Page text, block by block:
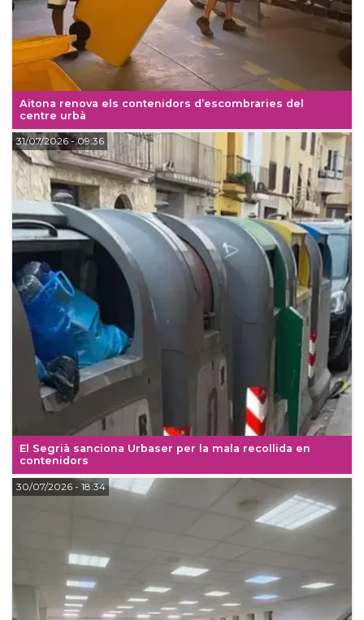
Aitona renova els contenidors d’escombraries del
centre urbà
El Segrià sanciona Urbaser per la mala recollida en
contenidors
31/07/2026- 09:36
30/07/2026- 18:34